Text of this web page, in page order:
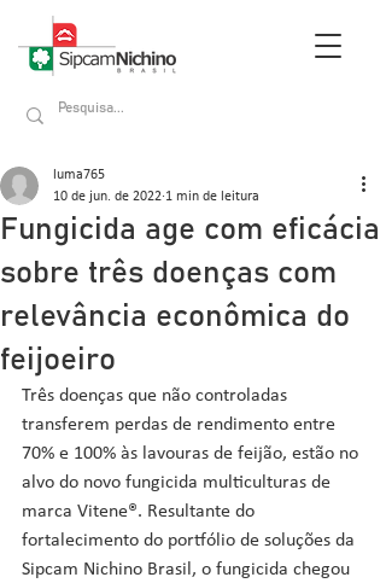
Fungicida age com eficácia
sobre três doenças com
relevância econômica do
feijoeiro
luma765
10 de jun. de 2022 1 min de leitura
Três doenças que não controladas
transferem perdas de rendimento entre
70% e 100% às lavouras de feijão, estão no
alvo do novo fungicida multiculturas de
marca Vitene®. Resultante do
fortalecimento do portfólio de soluções da
Sipcam Nichino Brasil, o fungicida chegou